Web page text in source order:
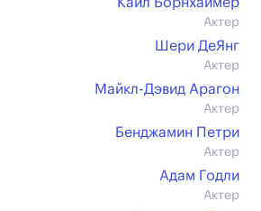
Актер
Шери ДеЯнг
Актер
Майкл-Дэвид Арагон
Актер
Бенджамин Петри
Актер
Адам Годли
Актер